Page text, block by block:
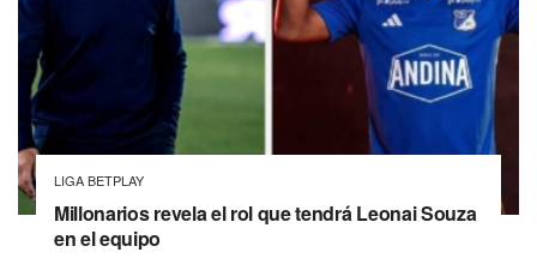
LIGA BETPLAY
Millonarios revela el rol que tendrá Leonai Souza
en el equipo